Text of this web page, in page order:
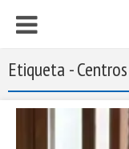
Etiqueta -